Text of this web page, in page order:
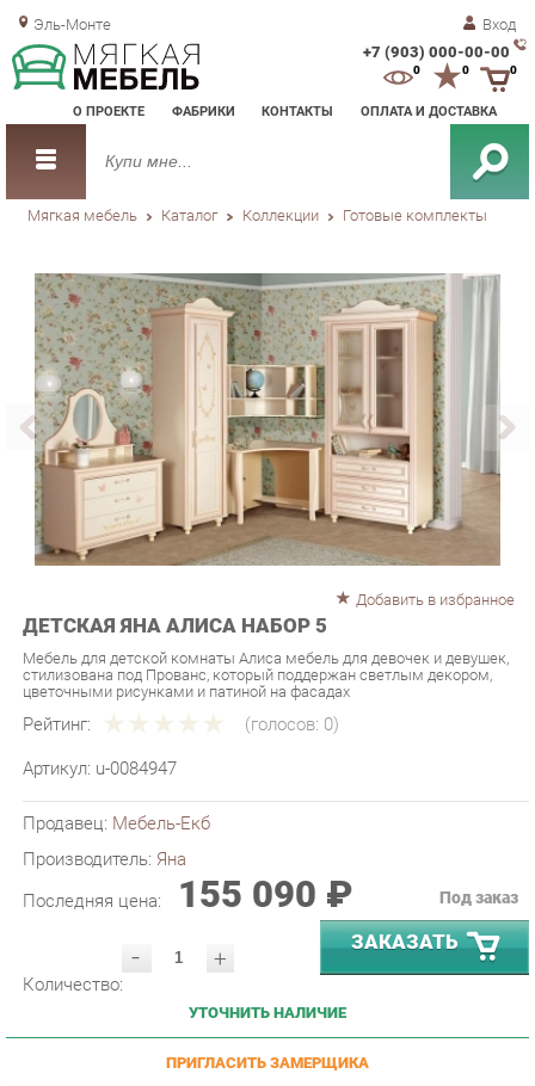
Эль-Монте Вход
+7 (903) 000-00-00
О ПРОЕКТЕ ФАБРИКИ КОНТАКТЫ ОПЛАТА И ДОСТАВКА
0 0
Мягкая мебель Каталог Коллекции Готовые комплекты
Мебель для детской комнаты Алиса мебель для девочек и девушек,
стилизована под Прованс, который поддержан светлым декором,
цветочными рисунками и патиной на фасадах
Рейтинг: (голосов:0)
Артикул: u-0084947
Производитель:Яна
Последняя цена: 155 090 ₽
- ЗАКАЗАТЬ
УТОЧНИТЬ НАЛИЧИЕ
ПРИГЛАСИТЬ ЗАМЕРЩИКА
ГАРАНТИЯ ЛУЧШЕЙ ЦЕНЫ